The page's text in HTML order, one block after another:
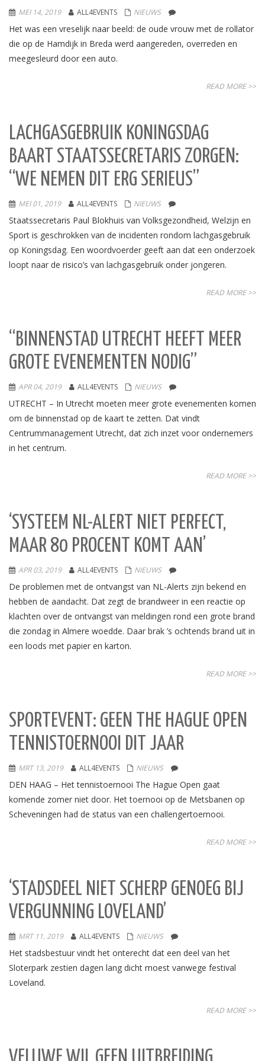
MEI 14, 2019 ALL4EVENTS NIEUWS
Het was een vreselijk naar beeld: de oude vrouw met de rollator
die op de Hamdijk in Breda werd aangereden, overreden en
meegesleurd door een auto.
READ MORE >>
LACHGASGEBRUIK KONINGSDAG
BAART STAATSSECRETARIS ZORGEN:
“WE NEMEN DIT ERG SERIEUS”
MEI 01, 2019 ALL4EVENTS NIEUWS
Staatssecretaris Paul Blokhuis van Volksgezondheid, Welzijn en
Sport is geschrokken van de incidenten rondom lachgasgebruik
op Koningsdag. Een woordvoerder geeft aan dat een onderzoek
loopt naar de risico’s van lachgasgebruik onder jongeren.
READ MORE >>
“BINNENSTAD UTRECHT HEEFT MEER
GROTE EVENEMENTEN NODIG”
APR 04, 2019 ALL4EVENTS NIEUWS
UTRECHT – In Utrecht moeten meer grote evenementen komen
om de binnenstad op de kaart te zetten. Dat vindt
Centrummanagement Utrecht, dat zich inzet voor ondernemers
in het centrum.
READ MORE >>
‘SYSTEEM NL-ALERT NIET PERFECT,
MAAR 80 PROCENT KOMT AAN’
APR 03, 2019 ALL4EVENTS NIEUWS
De problemen met de ontvangst van NL-Alerts zijn bekend en
hebben de aandacht. Dat zegt de brandweer in een reactie op
klachten over de ontvangst van meldingen rond een grote brand
die zondag in Almere woedde. Daar brak ’s ochtends brand uit in
een loods met papier en karton.
READ MORE >>
SPORTEVENT: GEEN THE HAGUE OPEN
TENNISTOERNOOI DIT JAAR
MRT 13, 2019 ALL4EVENTS NIEUWS
DEN HAAG – Het tennistoernooi The Hague Open gaat
komende zomer niet door. Het toernooi op de Metsbanen op
Scheveningen had de status van een challengertoernooi.
READ MORE >>
‘STADSDEEL NIET SCHERP GENOEG BIJ
VERGUNNING LOVELAND’
MRT 11, 2019 ALL4EVENTS NIEUWS
Het stadsbestuur vindt het onterecht dat een deel van het
Sloterpark zestien dagen lang dicht moest vanwege festival
Loveland.
READ MORE >>